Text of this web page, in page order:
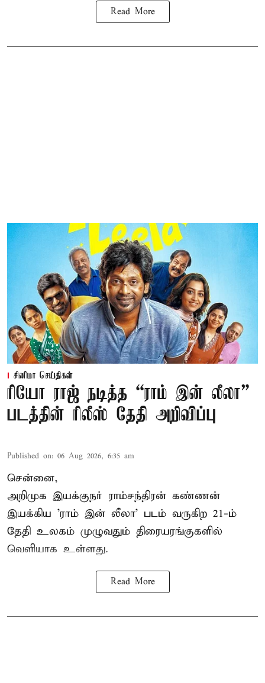
Read More
சினிமா செய்திகள்
ரியோ ராஜ் நடித்த “ராம் இன் லீலா”
படத்தின் ரிலீஸ் தேதி அறிவிப்பு
Published on: 06 Aug 2026, 6:35 am
சென்னை,
அறிமுக இயக்குநர் ராம்சந்திரன் கண்ணன்
இயக்கிய 'ராம் இன் லீலா' படம் வருகிற 21-ம்
தேதி உலகம் முழுவதும் திரையரங்குகளில்
வெளியாக உள்ளது.
Read More